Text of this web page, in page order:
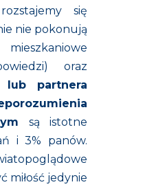
się
nie pokonują
oraz
lub partnera
są istotne
i 3% panów.
miłość jedynie